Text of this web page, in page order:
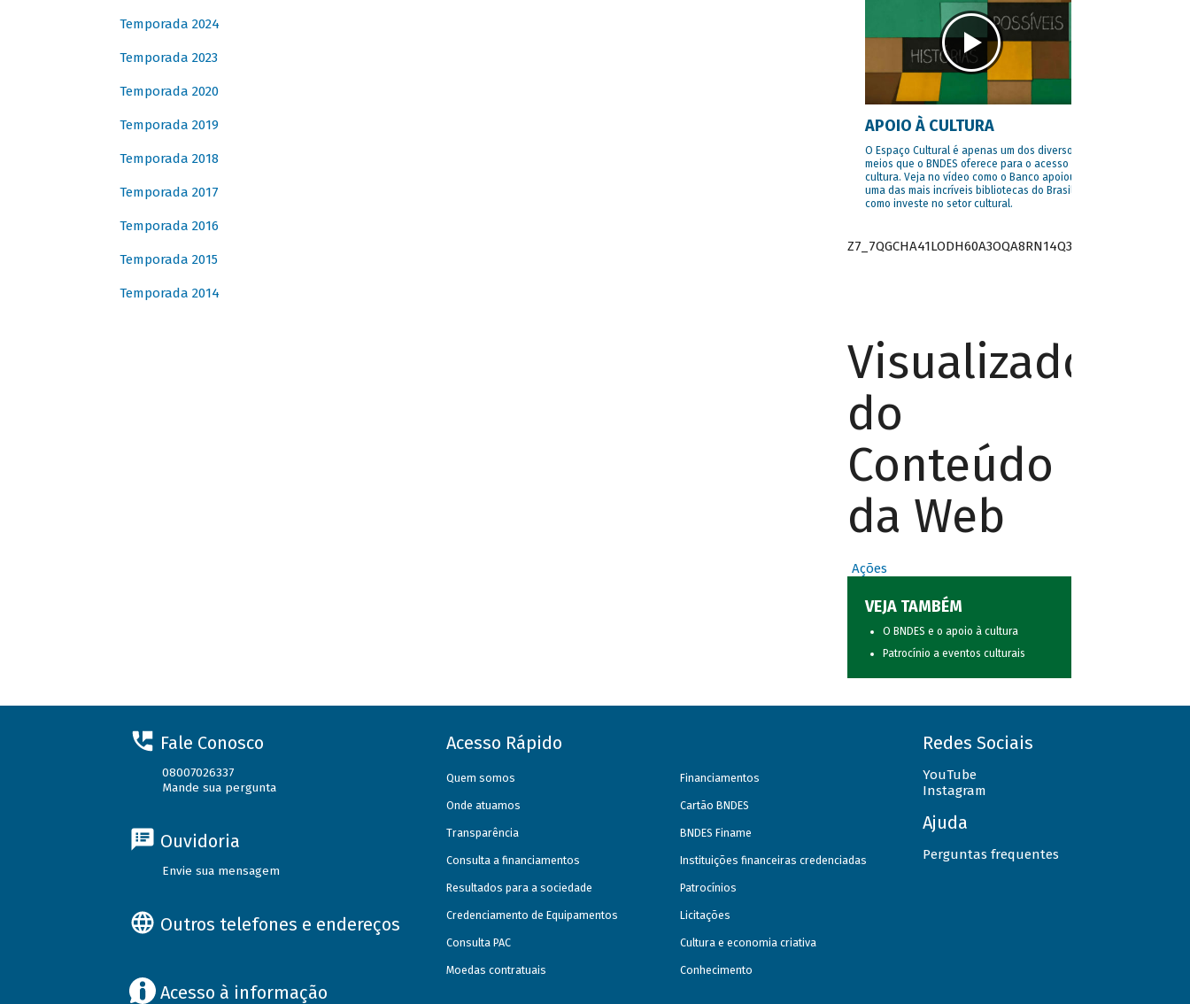
Temporada 2024
Temporada 2023
Temporada 2020
Temporada 2019
Temporada 2018
Temporada 2017
Temporada 2016
Temporada 2015
Temporada 2014
APOIO À CULTURA
O Espaço Cultural é apenas um dos diversos
meios que o BNDES oferece para o acesso à
cultura. Veja no vídeo como o Banco apoiou
uma das mais incríveis bibliotecas do Brasil e
como investe no setor cultural.
Z7_7QGCHA41LODH60A3OQA8RN14Q3
Visualizador
do
Conteúdo
da Web
Ações
VEJA TAMBÉM
O BNDES e o apoio à cultura
Patrocínio a eventos culturais
Fale Conosco
08007026337
Mande sua pergunta
Ouvidoria
Envie sua mensagem
Outros telefones e endereços
Acesso à informação
Acesso Rápido
Quem somos
Onde atuamos
Transparência
Consulta a financiamentos
Resultados para a sociedade
Credenciamento de Equipamentos
Consulta PAC
Moedas contratuais
Financiamentos
Cartão BNDES
BNDES Finame
Instituições financeiras credenciadas
Patrocínios
Licitações
Cultura e economia criativa
Conhecimento
Redes Sociais
YouTube
Instagram
Ajuda
Perguntas frequentes